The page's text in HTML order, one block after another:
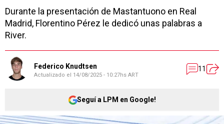
Durante la presentación de Mastantuono en Real
Madrid, Florentino Pérez le dedicó unas palabras a
River.
Federico Knudtsen
Actualizado el 14/08/2025 - 10:27hs ART
11
Seguí a LPM en Google!